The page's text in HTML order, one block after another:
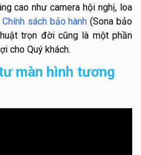
cao như camera hội nghị, loa
Chính sách bảo hành (Sona bảo
trọn đời cũng là một phần
cho Quý khách.
màn hình tương